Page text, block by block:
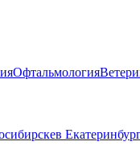
Офтальмология
в